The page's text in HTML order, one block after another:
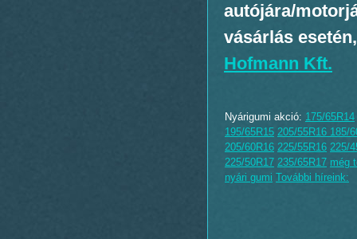
autójára/
vásárlás
Hofmann Kft.
Nyárigumi akció: 175/65R14
195/65R15 205/55R16 185/
205/60R16 225/55R16 225/
225/50R17 235/65R17 még
nyári gumi További híreink: